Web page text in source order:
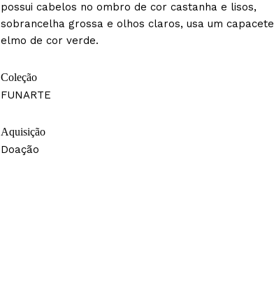
possui cabelos no ombro de cor castanha e lisos,
sobrancelha grossa e olhos claros, usa um capacete
elmo de cor verde.
Coleção
FUNARTE
Aquisição
Doação